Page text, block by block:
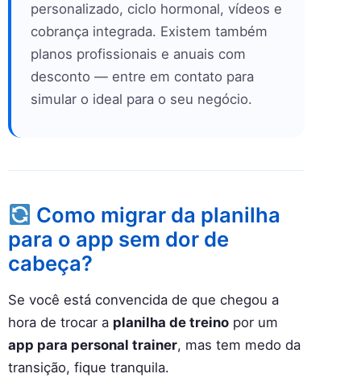
personalizado, ciclo hormonal, vídeos e
cobrança integrada. Existem também
planos profissionais e anuais com
desconto — entre em contato para
simular o ideal para o seu negócio.
Como migrar da planilha
para o app sem dor de
cabeça?
Se você está convencida de que chegou a
hora de trocar a planilha de treino por um
app para personal trainer, mas tem medo da
transição, fique tranquila.